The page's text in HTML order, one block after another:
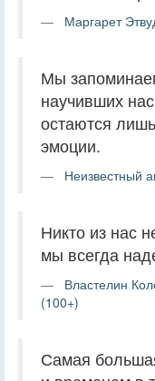
Маргарет
Мы
научивших
остаются
эмоции.
Неизвестный
Никто из нас
мы всегда
Властелин
(100+)
Самая